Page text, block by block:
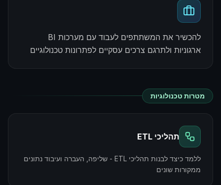
להכשיר את המשתתפים לעבוד עם מערכות BI
ארגוניות ולתרגם צרכים עסקיים לפתרונות טכנולוגיים
מטרות טכנולוגיות
תהליכי ETL
ללמד כיצד לבנות תהליכי ETL - שליפה, העברה ועיבוד נתונים
ממקורות שונים